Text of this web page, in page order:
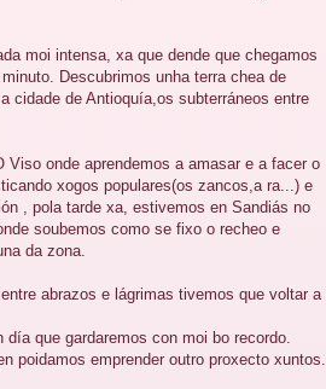
moi intensa, xa que dende que chegamos
Descubrimos unha terra chea de
cidade de Antioquía,os subterráneos entre
Viso onde aprendemos a amasar e a facer o
xogos populares(os zancos,a ra...) e
, pola tarde xa, estivemos en Sandiás no
soubemos como se fixo o recheo e
da zona.
abrazos e lágrimas tivemos que voltar a
día que gardaremos con moi bo recordo.
poidamos emprender outro proxecto xuntos.